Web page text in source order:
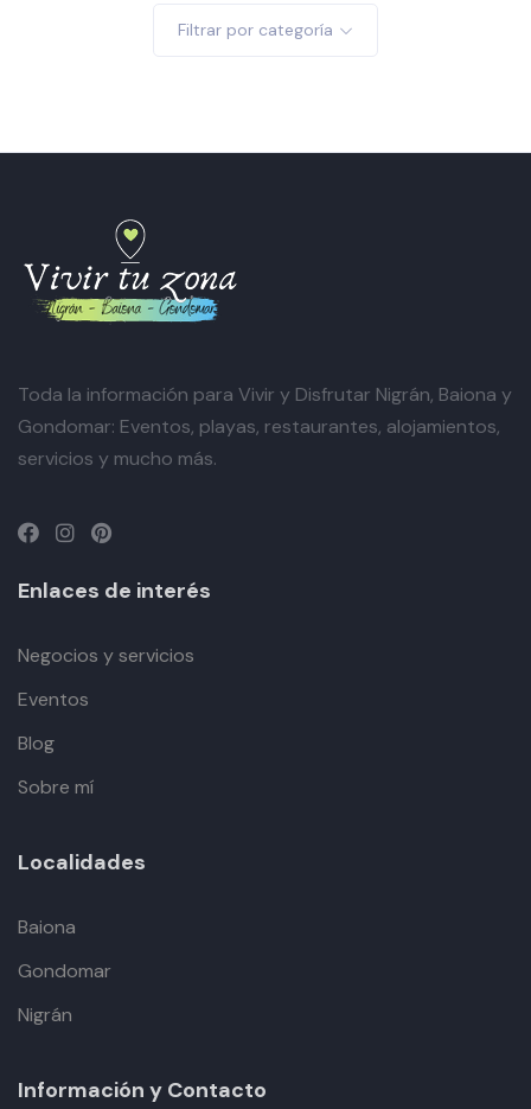
Filtrar por categoría
Toda la información para Vivir y Disfrutar Nigrán, Baiona y
Gondomar: Eventos, playas, restaurantes, alojamientos,
servicios y mucho más.
Enlaces de interés
Negocios y servicios
Eventos
Blog
Sobre mí
Localidades
Baiona
Gondomar
Nigrán
Información y Contacto